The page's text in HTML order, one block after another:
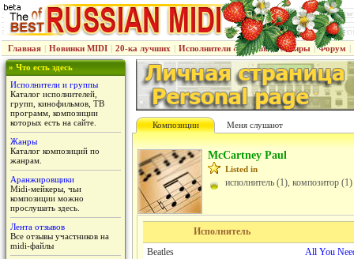
Главная | Новинки MIDI | 20-ка лучших | Исполнители & группы | Жанры | Форум |
» Что есть здесь
Исполнители и группы
Каталог исполнителей,
групп, кинофильмов, ТВ
программ, композиции
которых есть на сайте.
Жанры
Каталог композиций по
жанрам.
Аранжировщики
Midi-мейкеры, чьи
композиции можно
прослушать здесь.
Лента отзывов
Все отзывы участников на
midi-файлы
Композиции Меня слушают
McCartney Paul
Listed in
исполнитель (1), композитор (1)
Исполнитель
Beatles
All You